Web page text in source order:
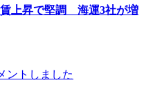
上昇で堅調 海運3社が増
ントしました